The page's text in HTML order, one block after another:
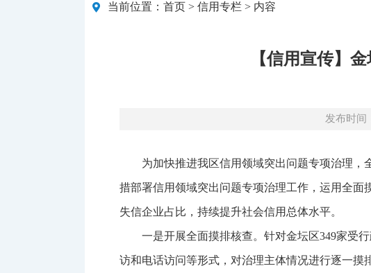
当前位置： 首页 > 信用专栏 > 内容
【信用宣传】
发布时间
为加快推进我区信用领域突出问题专项治理
措部署信用领域突出问题专项治理工作，运用全
失信企业占比，持续提升社会信用总体水平。
一是开展全面摸排核查。针对金坛区349家受
访和电话访问等形式，对治理主体情况进行逐一摸